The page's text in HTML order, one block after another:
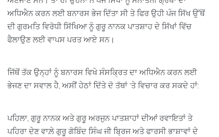
ਅਧਿਐਨ ਕਰਨ ਲਈ ਬਨਾਰਸ ਭੇਜ ਦਿੱਤਾ ਸੀ ਤੇ ਫਿਰ ਉਹੀ ਪੰਜ ਸਿੱਖ ਉੱਥੋਂ
ਦੀ ਗੁਰਮਤਿ ਵਿਰੋਧੀ ਸਿੱਖਿਆ ਨੂੰ ਗੁਰੂ ਨਾਨਕ ਪਾਤਸ਼ਾਹ ਦੇ ਸਿੱਖਾਂ ਵਿੱਚ
ਫੈਲਾਉਣ ਲਈ ਵਾਪਸ ਪਰਤ ਆਏ ਸਨ।
ਜਿੱਥੋਂ ਤੱਕ ਉਨ੍ਹਾਂ ਨੂੰ ਬਨਾਰਸ ਵਿਖੇ ਸੰਸਕ੍ਰਿਤ ਦਾ ਅਧਿਐਨ ਕਰਨ ਲਈ
ਭੇਜਣ ਦਾ ਸਵਾਲ ਹੈ, ਅਸੀਂ ਹੇਠਾਂ ਦਿੱਤੇ ਦੋ ਤੱਥਾਂ ‘ਤੇ ਵਿਚਾਰ ਕਰ ਸਕਦੇ ਹਾਂ:
ਪਹਿਲਾ, ਗੁਰੂ ਨਾਨਕ ਅਤੇ ਗੁਰੂ ਅਰਜੁਨ ਪਾਤਸ਼ਾਹਾਂ ਦੀਆਂ ਰਵਾਇਤਾਂ ਤੇ
ਪਹਿਰਾ ਦੇਣ ਵਾਲ਼ੇ ਗੁਰੂ ਗੋਬਿੰਦ ਸਿੰਘ ਜੀ ਬ੍ਰਿਜ ਅਤੇ ਫਾਰਸੀ ਭਾਸ਼ਾਵਾਂ ਦੇ